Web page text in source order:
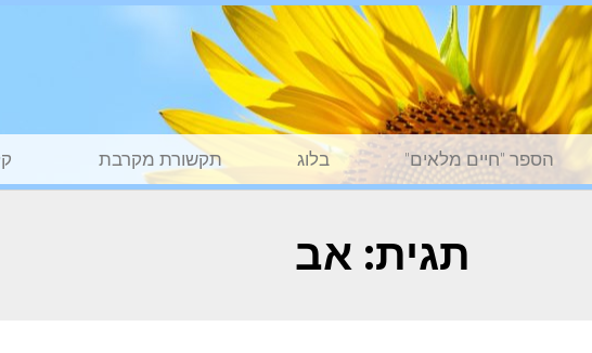
הספר "חיים מלאים" בלוג תקשורת מקרבת
תגית: אב